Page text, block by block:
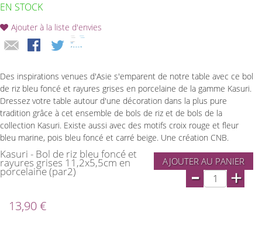
EN STOCK
Ajouter à la liste d'envies
Des inspirations venues d'Asie s'emparent de notre table avec ce bol
de riz bleu foncé et rayures grises en porcelaine de la gamme Kasuri.
Dressez votre table autour d'une décoration dans la plus pure
tradition grâce à cet ensemble de bols de riz et de bols de la
collection Kasuri. Existe aussi avec des motifs croix rouge et fleur
bleu marine, pois bleu foncé et carré beige. Une création CNB.
Kasuri - Bol de riz bleu foncé et
rayures grises 11,2x5,5cm en
porcelaine (par2)
AJOUTER AU PANIER
- +
13,90 €